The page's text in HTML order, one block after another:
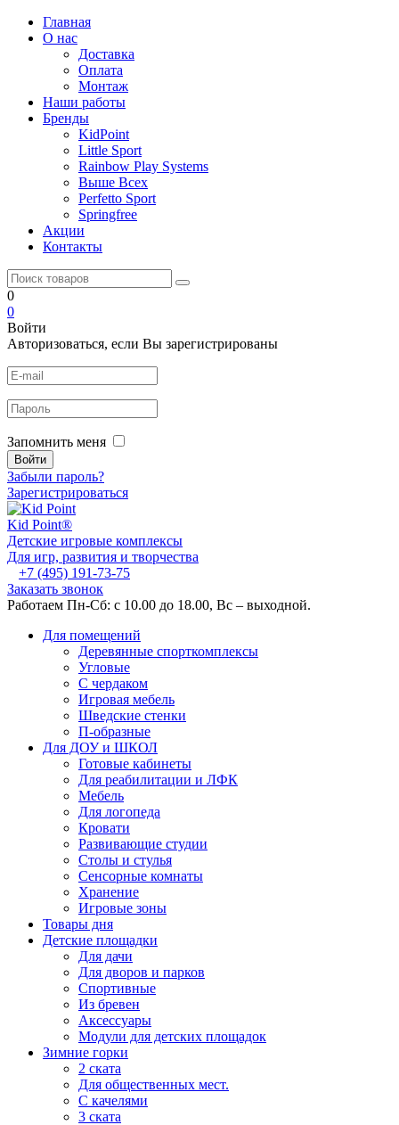
Главная
О нас
Доставка
Оплата
Монтаж
Наши работы
Бренды
KidPoint
Little Sport
Rainbow Play Systems
Выше Всех
Perfetto Sport
Springfree
Акции
Контакты
0
0
Войти
Авторизоваться, если Вы зарегистрированы
Запомнить меня
Забыли пароль?
Зарегистрироваться
Kid Point®
Детские игровые комплексы
Для игр, развития и творчества
+7 (495) 191-73-75
Заказать звонок
Работаем Пн-Сб: с 10.00 до 18.00, Вс – выходной.
Для помещений
Деревянные спорткомплексы
Угловые
С чердаком
Игровая мебель
Шведские стенки
П-образные
Для ДОУ и ШКОЛ
Готовые кабинеты
Для реабилитации и ЛФК
Мебель
Для логопеда
Кровати
Развивающие студии
Столы и стулья
Сенсорные комнаты
Хранение
Игровые зоны
Товары дня
Детские площадки
Для дачи
Для дворов и парков
Спортивные
Из бревен
Аксессуары
Модули для детских площадок
Зимние горки
2 ската
Для общественных мест.
С качелями
3 ската